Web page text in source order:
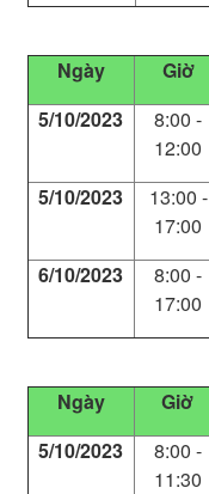
Ngày Giờ
5/10/2023
8:00 -
12:00
5/10/2023
13:00 -
17:00
6/10/2023
8:00 -
17:00
Ngày Giờ
5/10/2023
8:00 -
11:30